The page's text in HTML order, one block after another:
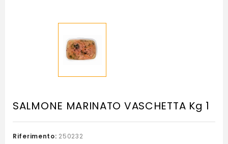
SALMONE MARINATO VASCHETTA Kg 1
Riferimento: 250232